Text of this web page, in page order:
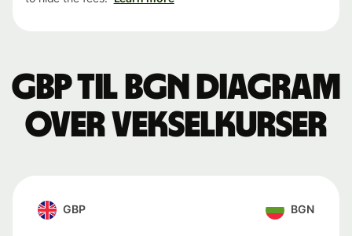
GBP til BGN Diagram
over vekselkurser
GBP BGN